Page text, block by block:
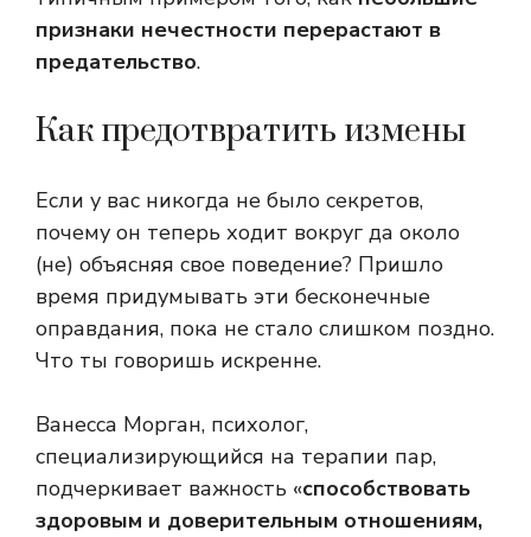
признаки нечестности перерастают в
предательство.
Как предотвратить измены
Если у вас никогда не было секретов,
почему он теперь ходит вокруг да около
(не) объясняя свое поведение? Пришло
время придумывать эти бесконечные
оправдания, пока не стало слишком поздно.
Что ты говоришь искренне.
Ванесса Морган, психолог,
специализирующийся на терапии пар,
подчеркивает важность «способствовать
здоровым и доверительным отношениям,